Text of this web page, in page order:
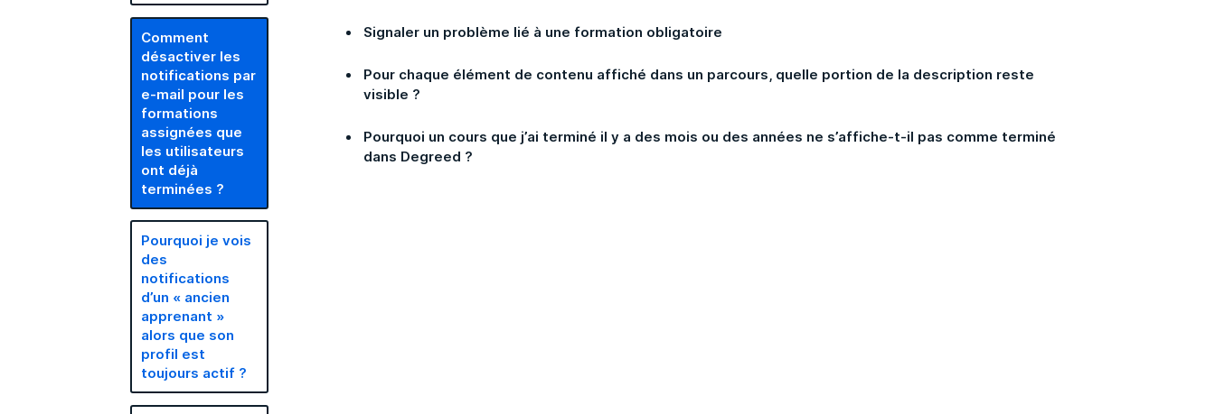
Comment
désactiver les
notifications par
e-mail pour les
formations
assignées que
les utilisateurs
ont déjà
terminées ?
Pourquoi je vois
des
notifications
d’un « ancien
apprenant »
alors que son
profil est
toujours actif ?
Signaler un problème lié à une formation obligatoire
Pour chaque élément de contenu affiché dans un parcours, quelle portion de la description reste
visible ?
Pourquoi un cours que j’ai terminé il y a des mois ou des années ne s’affiche-t-il pas comme terminé
dans Degreed ?